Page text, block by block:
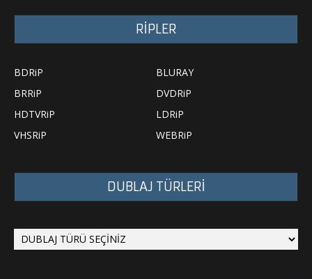
RİPLER
BDRiP
BLURAY
BRRiP
DVDRiP
HDTVRiP
LDRiP
VHSRiP
WEBRiP
DUBLAJ TÜRLERİ